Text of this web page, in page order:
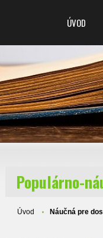
ÚVOD
Populárno-
Úvod Náučná pre